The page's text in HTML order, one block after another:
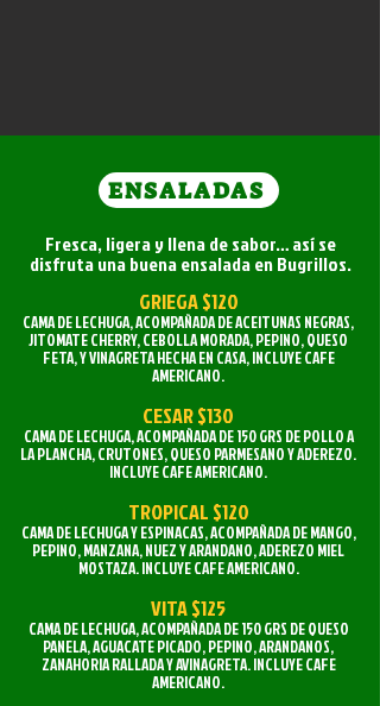
ENSALADAS
Fresca, ligera y llena de sabor… así se
disfruta una buena ensalada en Bugrillos.
GRIEGA $120
CAMA DE LECHUGA, ACOMPAÑADA DE ACEITUNAS NEGRAS,
JITOMATE CHERRY, CEBOLLA MORADA, PEPINO, QUESO
FETA, Y VINAGRETA HECHA EN CASA, INCLUYE CAFE
AMERICANO.
CESAR $130
CAMA DE LECHUGA, ACOMPAÑADA DE 150 GRS DE POLLO A
LA PLANCHA, CRUTONES, QUESO PARMESANO Y ADEREZO.
INCLUYE CAFE AMERICANO.
TROPICAL $120
CAMA DE LECHUGA Y ESPINACAS, ACOMPAÑADA DE MANGO,
PEPINO, MANZANA, NUEZ Y ARANDANO, ADEREZO MIEL
MOSTAZA. INCLUYE CAFE AMERICANO.
VITA $125
CAMA DE LECHUGA, ACOMPAÑADA DE 150 GRS DE QUESO
PANELA, AGUACATE PICADO, PEPINO, ARANDANOS,
ZANAHORIA RALLADA Y AVINAGRETA. INCLUYE CAFE
AMERICANO.